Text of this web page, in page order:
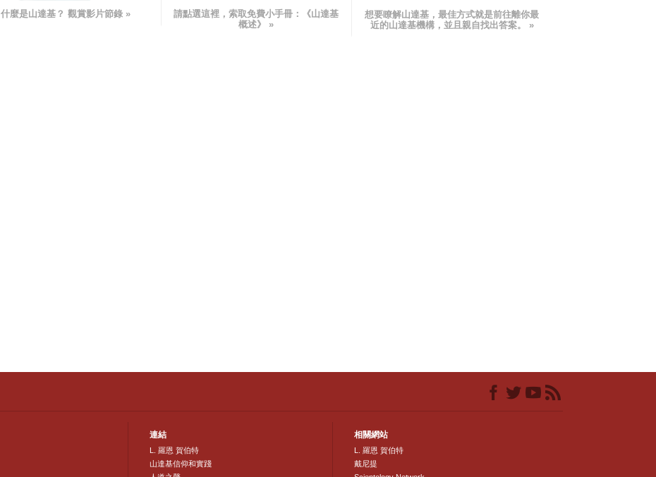
什麼是山達基？ 觀賞影片節錄 » 請點選這裡，索取免費小手冊：
《山達基
概述》
»
想要瞭解山達基，最佳方式就是前往離你最
近的山達基機構，並且親自找出答案。 »
連結
L. 羅恩 賀伯特
山達基信仰和實踐
相關網站
L. 羅恩 賀伯特
戴尼提